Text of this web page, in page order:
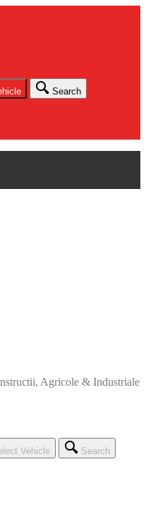
Search
Agricole & Industriale
Vehicle Search